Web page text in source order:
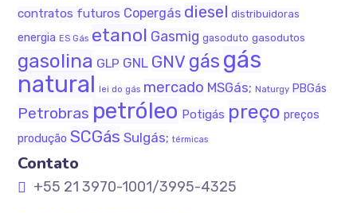
contratos futuros Copergás diesel distribuidoras
energia ES Gás etanol Gasmig gasoduto gasodutos
gasolina GLP GNL GNV gás gás
natural lei do gás mercado MSGás; Naturgy PBGás
Petrobras petróleo Potigás preço preços
produção SCGás Sulgás; térmicas
Contato
+55 21 3970-1001/3995-4325